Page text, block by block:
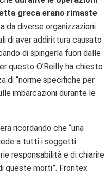
greca erano rimaste
diverse organizzazioni
di aver addirittura causato
di spingerla fuori dalle
questo O’Reilly ha chiesto
di “norme specifiche per
imbarcazioni durante le
ricordando che “una
a tutti i soggetti
responsabilità e di chiarire
queste morti”. Frontex